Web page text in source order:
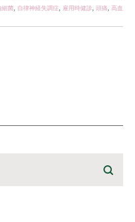
細菌 自律神経失調症 雇用時健診 頭痛
高血